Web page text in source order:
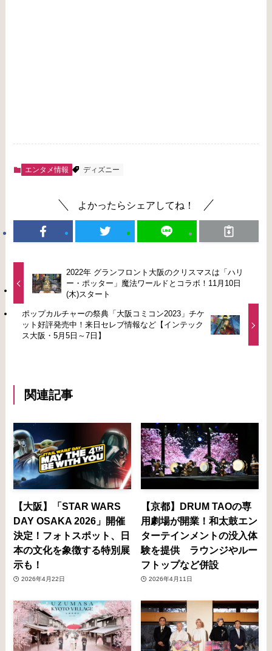
エンタメ情報 ディズニー
よかったらシェアしてね！
2022年 グランフロント大阪のクリスマスは「ハリ
ー・ポッター」魔法ワールドとコラボ！11月10日
(木)スタート
ポップカルチャーの祭典「大阪コミコン2023」チケ
ット好評発売中！来日セレブ情報など【インテック
ス大阪・5月5日～7日】
関連記事
【大阪】「STAR WARS
DAY OSAKA 2026」開催
決定！フォトスポット、日
本の文化を象徴する特別展
示も！
2026年4月22日
【京都】DRUM TAOの専
用劇場が開業！和太鼓エン
ターテインメントの没入体
験を提供 ラウンジやルー
フトップなど併設
2026年4月11日